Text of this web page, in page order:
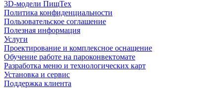
3D-модели ПищТех
Политика конфиденциальности
Пользовательское соглашение
Полезная информация
Услуги
Проектирование и комплексное оснащение
Обучение работе на пароконвектомате
Разработка меню и технологических карт
Установка и сервис
Поддержка клиента